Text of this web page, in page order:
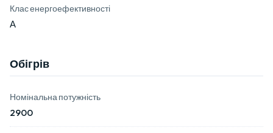
Клас енергоефективності
А
Обігрів
Номінальна потужність
2900